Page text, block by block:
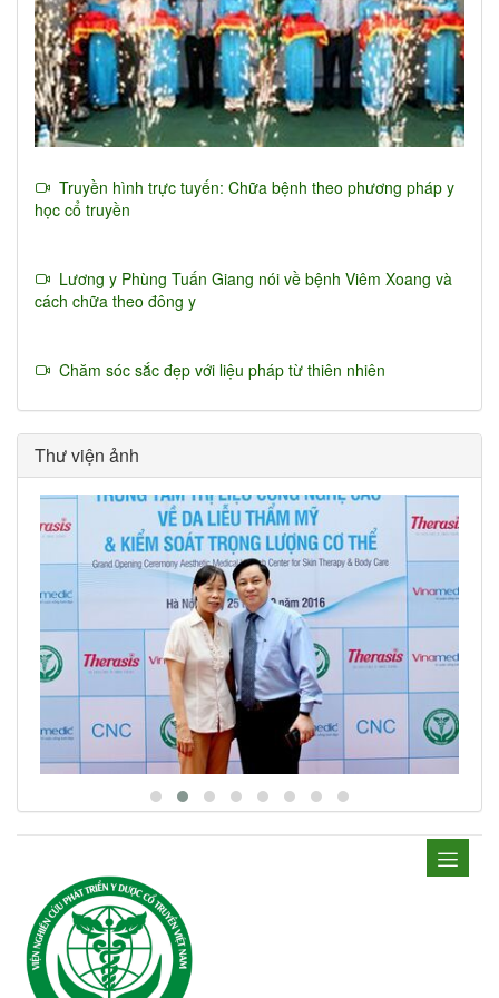
Truyền hình trực tuyến: Chữa bệnh theo phương pháp y
học cổ truyền
Lương y Phùng Tuấn Giang nói về bệnh Viêm Xoang và
cách chữa theo đông y
Chăm sóc sắc đẹp với liệu pháp từ thiên nhiên
Thư viện ảnh